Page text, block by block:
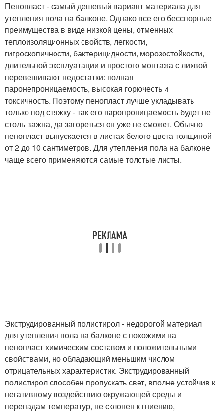
Пенопласт - самый дешевый вариант материала для
утепления пола на балконе. Однако все его бесспорные
преимущества в виде низкой цены, отменных
теплоизоляционных свойств, легкости,
гигроскопичности, бактерицидности, морозостойкости,
длительной эксплуатации и простого монтажа с лихвой
перевешивают недостатки: полная
паронепроницаемость, высокая горючесть и
токсичность. Поэтому пенопласт лучше укладывать
только под стяжку - так его паропроницаемость будет не
столь важна, да загореться он уже не сможет. Обычно
пенопласт выпускается в листах белого цвета толщиной
от 2 до 10 сантиметров. Для утепления пола на балконе
чаще всего применяются самые толстые листы.
Экструдированный полистирол - недорогой материал
для утепления пола на балконе с похожими на
пенопласт химическим составом и положительными
свойствами, но обладающий меньшим числом
отрицательных характеристик. Экструдированный
полистирол способен пропускать свет, вполне устойчив к
негативному воздействию окружающей среды и
перепадам температур, не склонен к гниению,